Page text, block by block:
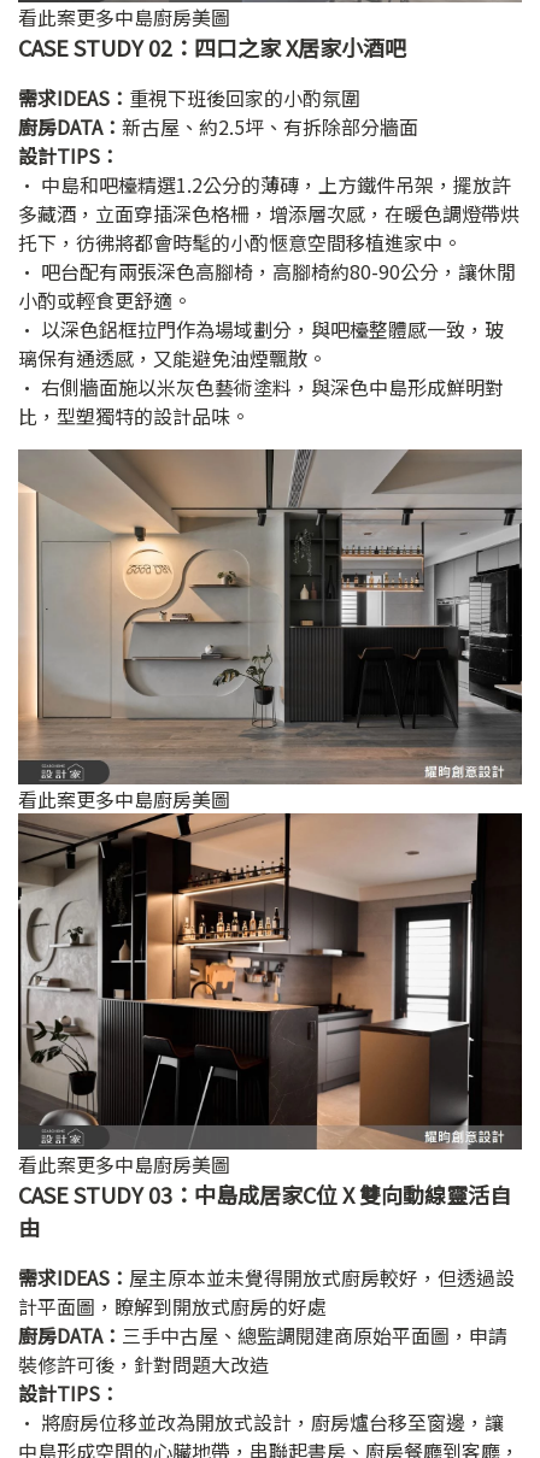
看此案更多中島廚房美圖
CASE STUDY 02：四口之家 X居家小酒吧
需求IDEAS： 重視下班後回家的小酌氛圍
廚房DATA： 新古屋、約2.5坪、有拆除部分牆面
設計TIPS：
• 中島和吧檯精選1.2公分的薄磚，上方鐵件吊架，擺放許
多藏酒，立面穿插深色格柵，增添層次感，在暖色調燈帶烘
托下，彷彿將都會時髦的小酌愜意空間移植進家中。
• 吧台配有兩張深色高腳椅，高腳椅約80-90公分，讓休閒
小酌或輕食更舒適。
• 以深色鋁框拉門作為場域劃分，與吧檯整體感一致，玻
璃保有通透感，又能避免油煙飄散。
• 右側牆面施以米灰色藝術塗料，與深色中島形成鮮明對
比，型塑獨特的設計品味。
看此案更多中島廚房美圖
看此案更多中島廚房美圖
CASE STUDY 03：中島成居家C位 X 雙向動線靈活自
由
需求IDEAS： 屋主原本並未覺得開放式廚房較好，但透過設
計平面圖，瞭解到開放式廚房的好處
廚房DATA： 三手中古屋、總監調閱建商原始平面圖，申請
裝修許可後，針對問題大改造
設計TIPS：
• 將廚房位移並改為開放式設計，廚房爐台移至窗邊，讓
中島形成空間的心臟地帶，串聯起書房、廚房餐廳到客廳，